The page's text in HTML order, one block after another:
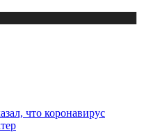
что коронавирус